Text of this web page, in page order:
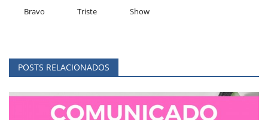
Bravo Triste Show
POSTS RELACIONADOS